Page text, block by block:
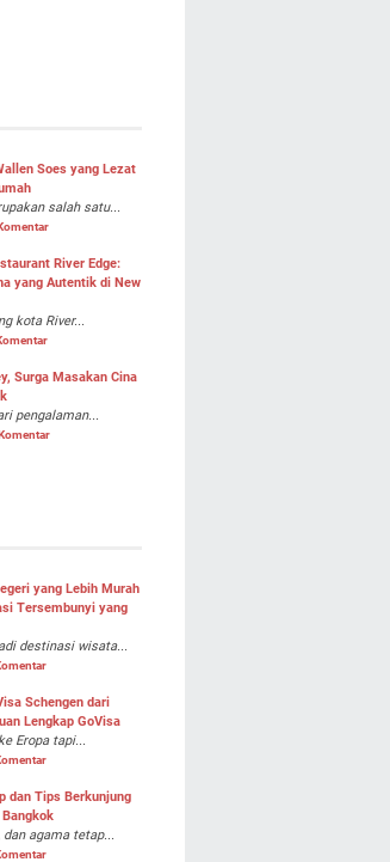
Soes yang Lezat
salah satu...
River Edge:
yang Autentik di New
kota River...
Surga Masakan Cina
pengalaman...
yang Lebih Murah
Tersembunyi yang
destinasi wisata...
Schengen dari
Lengkap GoVisa
Eropa tapi...
dan Tips Berkunjung
agama tetap...